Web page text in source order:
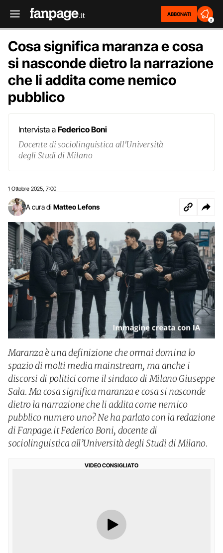
ABBONATI
2
Cosa significa maranza e cosa
si nasconde dietro la narrazione
che li addita come nemico
pubblico
Intervista a Federico Boni
Docente di sociolinguistica all'Università
degli Studi di Milano
1 Ottobre 2025 7:00
A cura di Matteo Lefons
Maranza è una definizione che ormai domina lo
spazio di molti media mainstream, ma anche i
discorsi di politici come il sindaco di Milano Giuseppe
Sala. Ma cosa significa maranza e cosa si nasconde
dietro la narrazione che li addita come nemico
pubblico numero uno? Ne ha parlato con la redazione
di Fanpage.it Federico Boni, docente di
sociolinguistica all’Università degli Studi di Milano.
VIDEO CONSIGLIATO